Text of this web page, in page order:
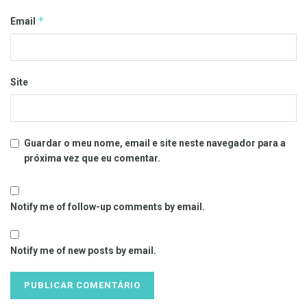
Email *
Site
Guardar o meu nome, email e site neste navegador para a
próxima vez que eu comentar.
Notify me of follow-up comments by email.
Notify me of new posts by email.